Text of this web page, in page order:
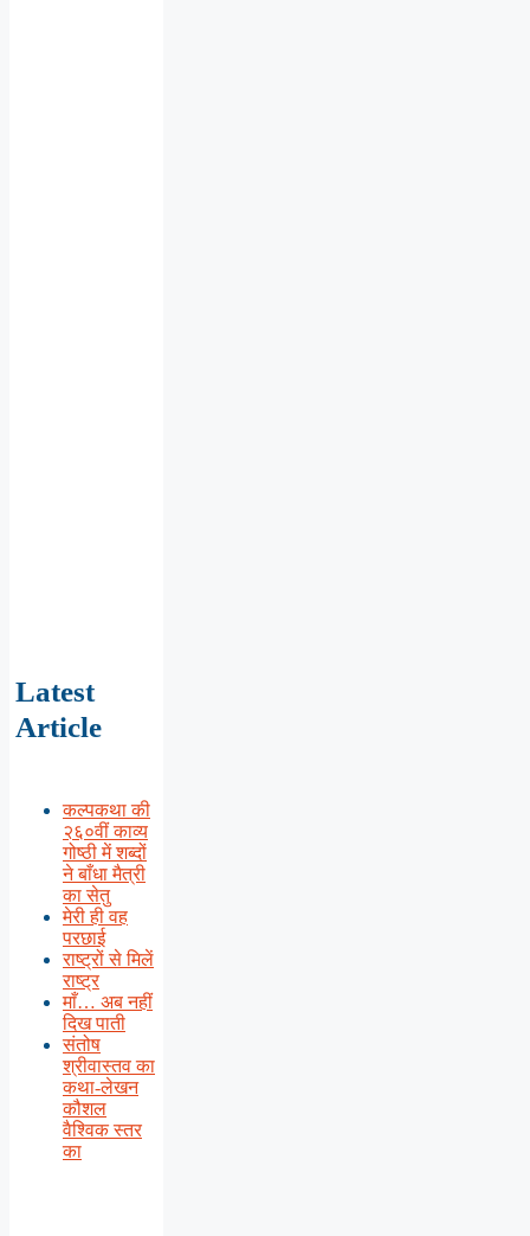
Latest
Article
कल्पकथा की
२६०वीं काव्य
गोष्ठी में शब्दों
ने बाँधा मैत्री
का सेतु
मेरी ही वह
परछाई
राष्ट्रों से मिलें
राष्ट्र
माँ… अब नहीं
दिख पाती
संतोष
श्रीवास्तव का
कथा-लेखन
कौशल
वैश्विक स्तर
का